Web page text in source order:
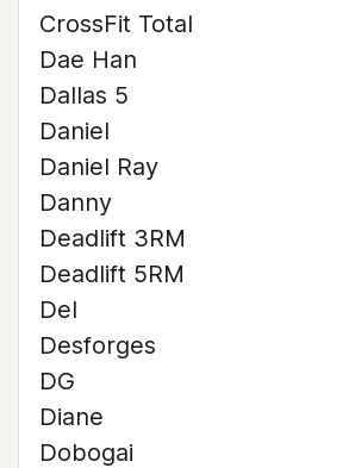
CrossFit Total
Dae Han
Dallas 5
Daniel
Daniel Ray
Danny
Deadlift 3RM
Deadlift 5RM
Del
Desforges
DG
Diane
Dobogai